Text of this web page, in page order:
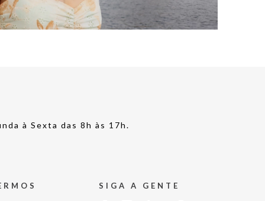
à Sexta das 8h às 17h.
SIGA A GENTE